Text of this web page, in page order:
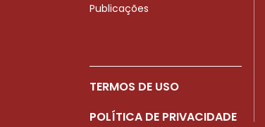
Publicações
TERMOS DE USO
POLÍTICA DE PRIVACIDADE